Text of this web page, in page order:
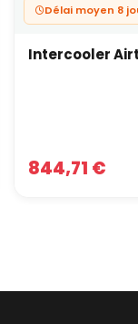
Délai moyen 8
Intercooler
844,71 €